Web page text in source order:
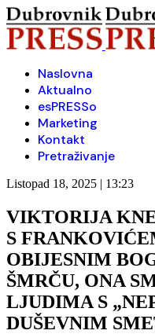
Naslovna
Aktualno
esPRESSo
Marketing
Kontakt
Pretraživanje
Listopad 18, 2025 | 13:23
VIKTORIJA
S
OBIJESNIM
ŠMRČU, ONA
LJUDIMA S
DUŠEVNIM